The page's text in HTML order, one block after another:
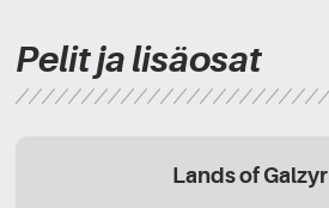
Pelit ja lisäosat
Lands of Galzyr